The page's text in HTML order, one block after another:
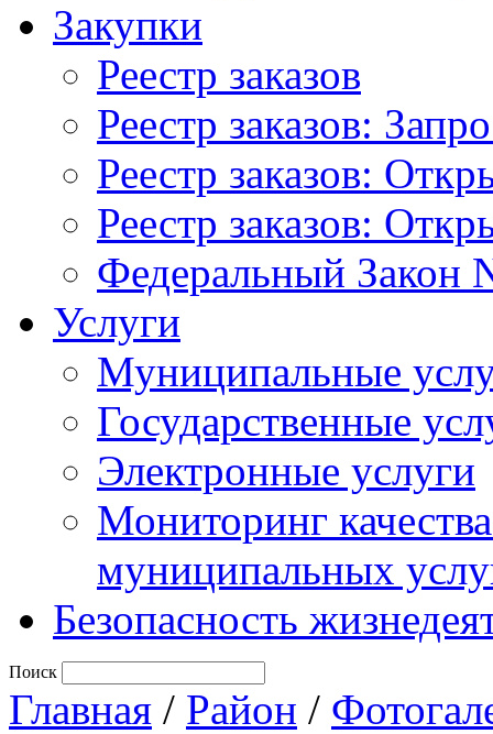
Закупки
Реестр заказов
Реестр заказов:
Реестр заказов:
Реестр заказов:
Федеральный Закон
Услуги
Муниципальные
Государственные
Электронные услуги
Мониторинг
муниципальных
Безопасность
Поиск
Главная / Район /